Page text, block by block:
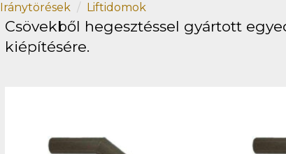
Iránytörések Liftidomok
Csövekből hegesztéssel gyártott
kiépítésére.